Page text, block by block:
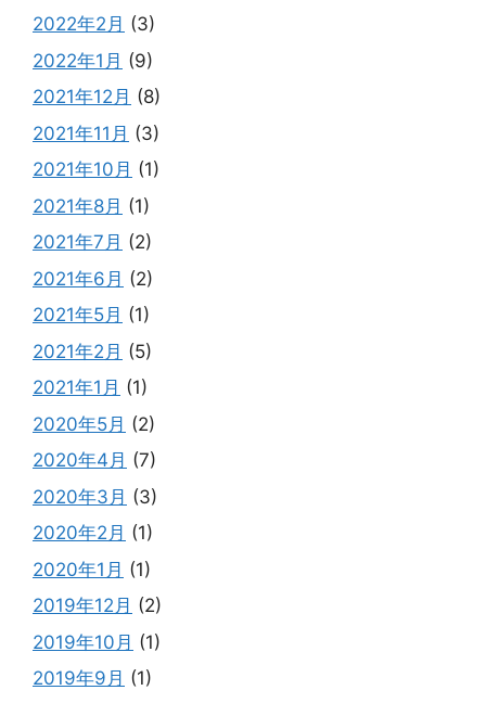
2022年2月 (3)
2022年1月 (9)
2021年12月 (8)
2021年11月 (3)
2021年10月 (1)
2021年8月 (1)
2021年7月 (2)
2021年6月 (2)
2021年5月 (1)
2021年2月 (5)
2021年1月 (1)
2020年5月 (2)
2020年4月 (7)
2020年3月 (3)
2020年2月 (1)
2020年1月 (1)
2019年12月 (2)
2019年10月 (1)
2019年9月 (1)